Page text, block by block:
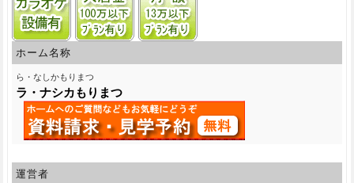
ホーム名称
ら・なしかもりまつ
ラ・ナシカもりまつ
運営者